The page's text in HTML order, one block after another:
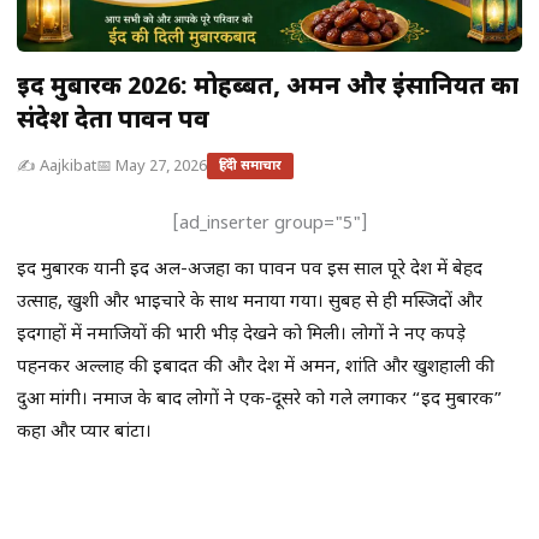
ईद मुबारक 2026: मोहब्बत, अमन और इंसानियत का
संदेश देता पावन पर्व
✍️ Aajkibat📅 May 27, 2026 हिंदी समाचार
[ad_inserter group="5"]
ईद मुबारक यानी ईद अल-अजहा का पावन पर्व इस साल पूरे देश में बेहद
उत्साह, खुशी और भाईचारे के साथ मनाया गया। सुबह से ही मस्जिदों और
ईदगाहों में नमाजियों की भारी भीड़ देखने को मिली। लोगों ने नए कपड़े
पहनकर अल्लाह की इबादत की और देश में अमन, शांति और खुशहाली की
दुआ मांगी। नमाज के बाद लोगों ने एक-दूसरे को गले लगाकर “ईद मुबारक”
कहा और प्यार बांटा।